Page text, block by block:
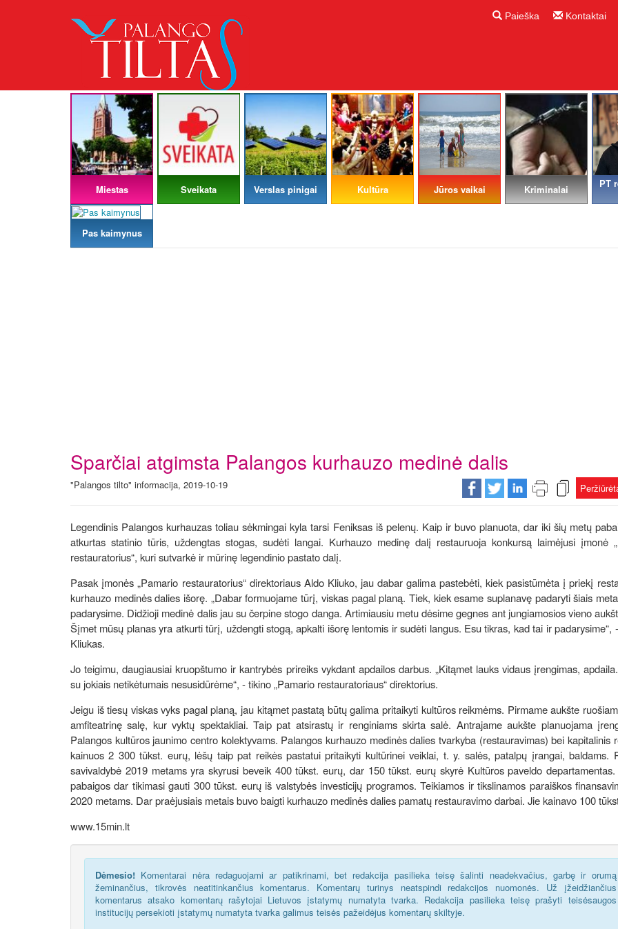
Paieška Kontaktai
Miestas Sveikata Verslas pinigai Kultūra Jūros vaikai Kriminalai
PT
Pas kaimynus
Sparčiai atgimsta Palangos kurhauzo medinė dalis
"Palangos tilto" informacija, 2019-10-19
Legendinis Palangos kurhauzas toliau sėkmingai kyla tarsi Feniksas iš pelenų. Kaip ir buvo planuota, dar iki šių metų
atkurtas statinio tūris, uždengtas stogas, sudėti langai. Kurhauzo medinę dalį restauruoja konkursą laimėjusi įmonė
restauratorius“, kuri sutvarkė ir mūrinę legendinio pastato dalį.
Pasak įmonės „Pamario restauratorius“ direktoriaus Aldo Kliuko, jau dabar galima pastebėti, kiek pasistūmėta į priekį
kurhauzo medinės dalies išorę. „Dabar formuojame tūrį, viskas pagal planą. Tiek, kiek esame suplanavę padaryti šiais
padarysime. Didžioji medinė dalis jau su čerpine stogo danga. Artimiausiu metu dėsime gegnes ant jungiamosios vieno
Šįmet mūsų planas yra atkurti tūrį, uždengti stogą, apkalti išorę lentomis ir sudėti langus. Esu tikras, kad tai ir padarysime“,
Kliukas.
Jo teigimu, daugiausiai kruopštumo ir kantrybės prireiks vykdant apdailos darbus. „Kitąmet lauks vidaus įrengimas,
su jokiais netikėtumais nesusidūrėme“, - tikino „Pamario restauratoriaus“ direktorius.
Jeigu iš tiesų viskas vyks pagal planą, jau kitąmet pastatą būtų galima pritaikyti kultūros reikmėms. Pirmame aukšte
amfiteatrinę salę, kur vyktų spektakliai. Taip pat atsirastų ir renginiams skirta salė. Antrajame aukšte planuojama
Palangos kultūros jaunimo centro kolektyvams. Palangos kurhauzo medinės dalies tvarkyba (restauravimas) bei kapitalinis
kainuos 2 300 tūkst. eurų, lėšų taip pat reikės pastatui pritaikyti kultūrinei veiklai, t. y. salės, patalpų įrangai, baldams.
savivaldybė 2019 metams yra skyrusi beveik 400 tūkst. eurų, dar 150 tūkst. eurų skyrė Kultūros paveldo
pabaigos dar tikimasi gauti 300 tūkst. eurų iš valstybės investicijų programos. Teikiamos ir tikslinamos paraiškos
2020 metams. Dar praėjusiais metais buvo baigti kurhauzo medinės dalies pamatų restauravimo darbai. Jie kainavo 100
www.15min.lt
Dėmesio! Komentarai nėra redaguojami ar patikrinami, bet redakcija pasilieka teisę šalinti neadekvačius, garbę ir orumą
žeminančius, tikrovės neatitinkančius komentarus. Komentarų turinys neatspindi redakcijos nuomonės. Už įžeidžiančius
komentarus atsako komentarų rašytojai Lietuvos įstatymų numatyta tvarka. Redakcija pasilieka teisę prašyti teisėsaugos
institucijų persekioti įstatymų numatyta tvarka galimus teisės pažeidėjus komentarų skiltyje.